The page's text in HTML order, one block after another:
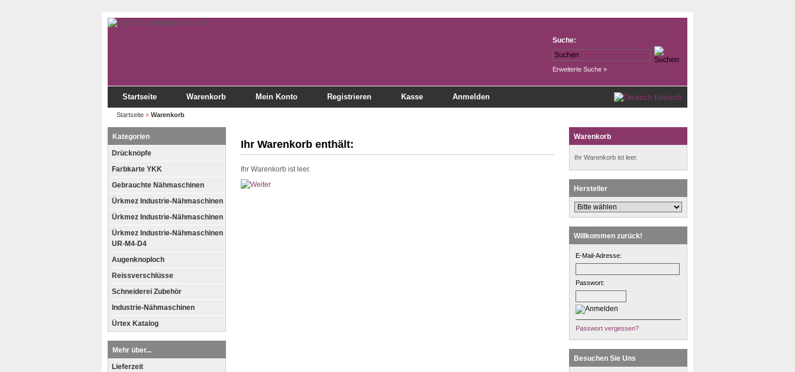
Suche:
Erweiterte Suche »
Startseite Warenkorb Mein Konto Registrieren Kasse Anmelden türkisch
Startseite » Warenkorb
Kategorien
Drücknöpfe
Farbkarte YKK
Gebrauchte Nähmaschinen
Ürkmez Industrie-Nähmaschinen
Ürkmez Industrie-Nähmaschinen
Ürkmez Industrie-Nähmaschinen
UR-M4-D4
Augenknoploch
Reissverschlüsse
Schneiderei Zubehör
Industrie-Nähmaschinen
Ürtex Katalog
Mehr über...
Lieferzeit
Ihr Warenkorb enthält:
Ihr Warenkorb ist leer.
Warenkorb
Ihr Warenkorb ist leer.
Hersteller
Willkommen zurück!
E-Mail-Adresse:
Passwort:
Passwort vergessen?
Besuchen Sie Uns